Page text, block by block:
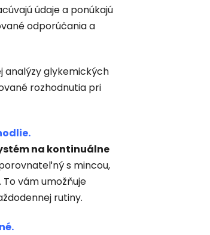
údaje a ponúkajú
odporúčania a
analýzy glykemických
rozhodnutia pri
na kontinuálne
s mincou,
vám umožňuje
rutiny.